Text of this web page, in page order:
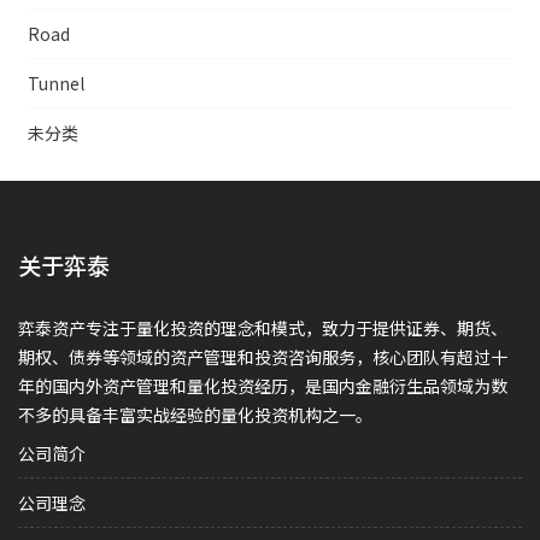
Road
Tunnel
未分类
关于弈泰
弈泰资产专注于量化投资的理念和模式，致力于提供证券、期货、
期权、债券等领域的资产管理和投资咨询服务，核心团队有超过十
年的国内外资产管理和量化投资经历，是国内金融衍生品领域为数
不多的具备丰富实战经验的量化投资机构之一。
公司简介
公司理念